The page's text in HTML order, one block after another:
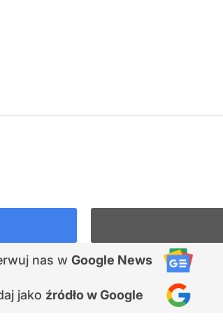
nas w Google News
jako źródło w Google